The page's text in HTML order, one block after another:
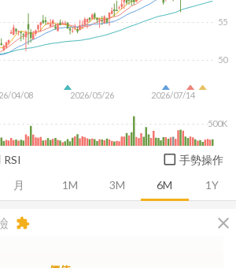
月 1M 3M 6M 1Y
04/08 2026/05/26 2026/07/14
50
55
500K
RSI 手勢操作
close
extension